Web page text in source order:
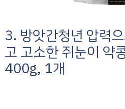
3. 방앗간청년 압력
고 고소한 쥐눈이 약
400g, 1개